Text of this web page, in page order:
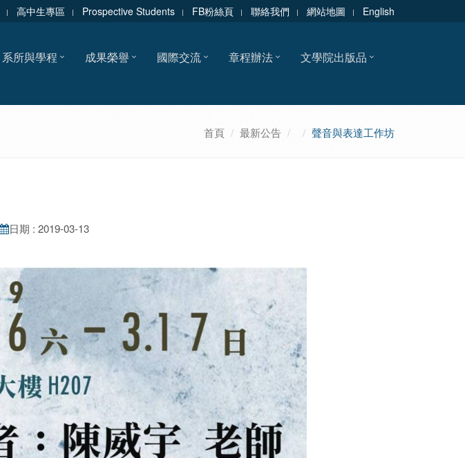
高中生專區 Prospective Students FB粉絲頁 聯絡我們 網站地圖 English
系所與學程 成果榮譽 國際交流 章程辦法
文學院出版品
首頁 最新公告 聲音與表達工作坊
日期 : 2019-03-13